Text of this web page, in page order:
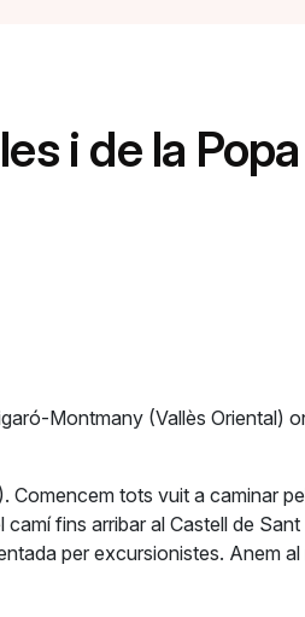
i de la Popa
Montmany (Vallès Oriental)
tots vuit a caminar
fins arribar al Castell de
per excursionistes. Anem